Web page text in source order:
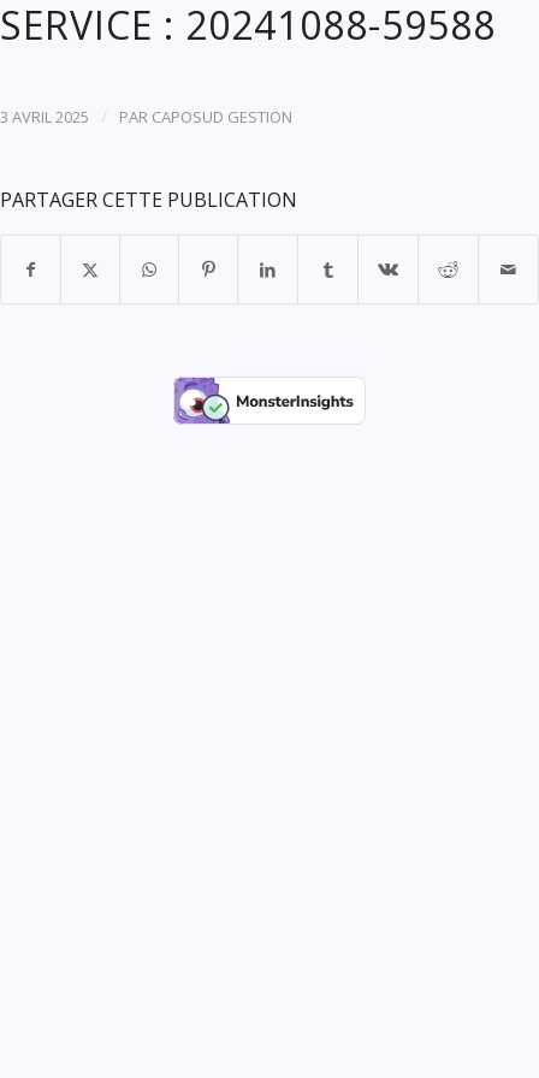
SERVICE : 20241088-59588
3 AVRIL 2025 / PAR CAPOSUD GESTION
PARTAGER CETTE PUBLICATION